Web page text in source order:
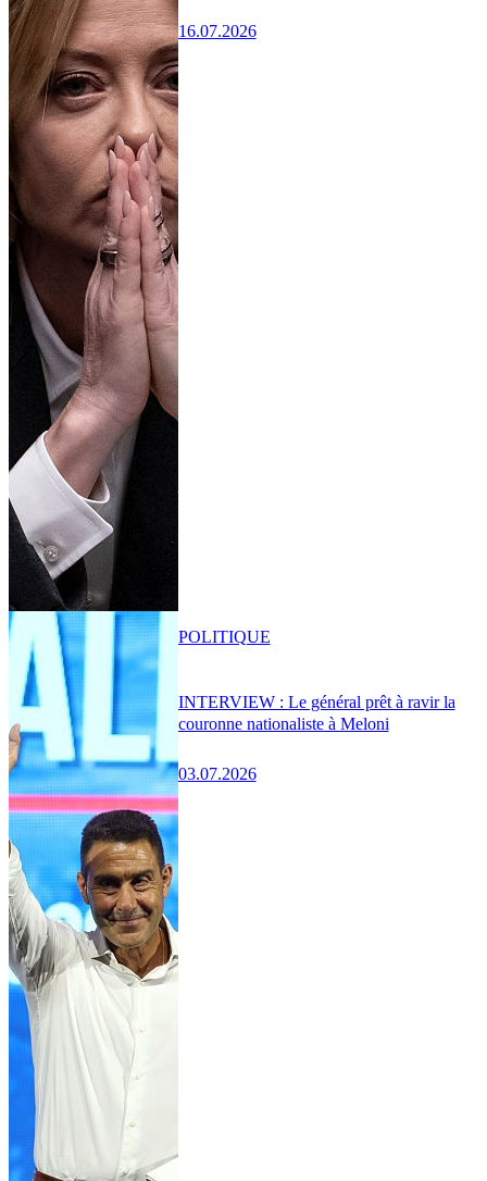
16.07.2026
INTERVIEW : Le général prêt à ravir la
couronne nationaliste à Meloni
03.07.2026
POLITIQUE